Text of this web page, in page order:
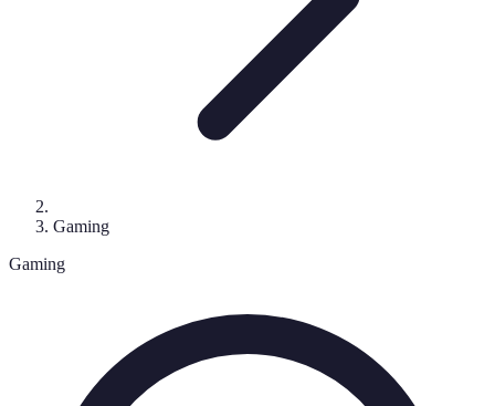
Gaming
Gaming